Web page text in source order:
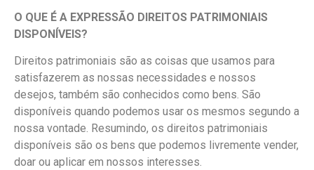
O QUE É A EXPRESSÃO DIREITOS PATRIMONIAIS
DISPONÍVEIS?
Direitos patrimoniais são as coisas que usamos para
satisfazerem as nossas necessidades e nossos
desejos, também são conhecidos como bens. São
disponíveis quando podemos usar os mesmos segundo a
nossa vontade. Resumindo, os direitos patrimoniais
disponíveis são os bens que podemos livremente vender,
doar ou aplicar em nossos interesses.